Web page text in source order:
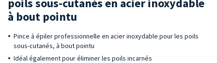
poils sous-cutanés en acier inoxydable
à bout pointu
Pince à épiler professionnelle en acier inoxydable pour les poils
sous-cutanés, à bout pointu
Idéal également pour éliminer les poils incarnés